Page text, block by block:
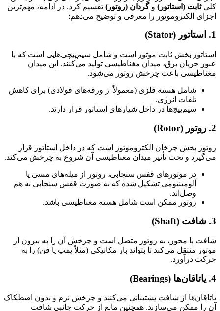
کلیثابت (استاتور) وگردان (روتور) تقسیم کرد. در ادامه، مهم‌ترین
اجزای الکتروموتور را معرفی و توضیح می‌دهم:
1. استاتور (Stator)
استاتور بخش ثابت موتور است و شامل سیم‌پیچی‌هایی است که با
عبور جریان برق، میدان مغناطیسی تولید می‌کنند. این میدان
مغناطیسی باعث چرخش روتور می‌شود.
شامل هسته فلزی (معمولاً از ورقه‌های فولادی) برای کاهش
تلفات انرژی.
سیم‌پیچ‌ها در داخل شیارهای استاتور قرار دارند.
2. روتور (Rotor)
روتور بخش چرخان الکتروموتور است که در داخل استاتور قرار
می‌گیرد و تحت تأثیر میدان مغناطیسی آن شروع به چرخش می‌کند.
در موتورهای قفس سنجابی، روتور از میله‌های مسی یا
آلومینیومی تشکیل شده که به صورت قفس سنجابی به هم
وصل‌اند.
روتور ممکن است شامل هسته مغناطیسی باشد.
3. شافت (Shaft)
شافت یا محور، به روتور متصل است و چرخش آن را به بیرون از
موتور منتقل می‌کند تا بتواند بار مکانیکی (مثلاً پمپ یا فن) را به
حرکت درآورد.
4. یاتاقان‌ها (Bearings)
یاتاقان‌ها از شافت پشتیبانی می‌کنند و چرخش نرم و بدون اصطکاک
آن را ممکن می‌سازند. همچنین مانع از حرکت جانبی شافت